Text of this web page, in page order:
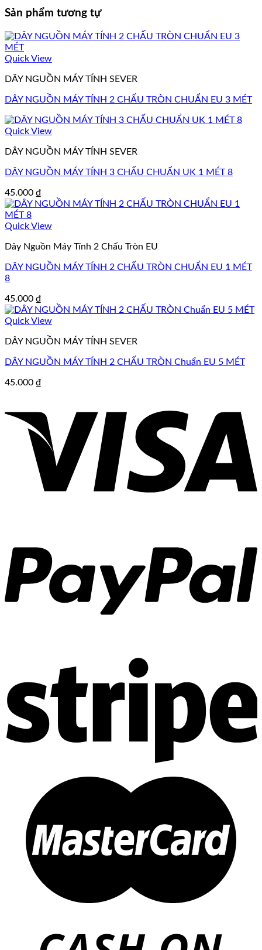
Sản phẩm tương tự
Quick View
DÂY NGUỒN MÁY TÍNH SEVER
DÂY NGUỒN MÁY TÍNH 2 CHẤU TRÒN CHUẨN EU 3 MÉT
Quick View
DÂY NGUỒN MÁY TÍNH SEVER
DÂY NGUỒN MÁY TÍNH 3 CHẤU CHUẨN UK 1 MÉT 8
45.000 ₫
Quick View
Dây Nguồn Máy Tính 2 Chấu Tròn EU
DÂY NGUỒN MÁY TÍNH 2 CHẤU TRÒN CHUẨN EU 1 MÉT
8
45.000 ₫
Quick View
DÂY NGUỒN MÁY TÍNH SEVER
DÂY NGUỒN MÁY TÍNH 2 CHẤU TRÒN Chuẩn EU 5 MÉT
45.000 ₫